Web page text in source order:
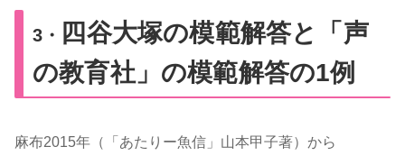
3・ 四谷大塚の模範解答と「声
の教育社」の模範解答の1例
麻布2015年（「あたりー魚信」山本甲子著）から